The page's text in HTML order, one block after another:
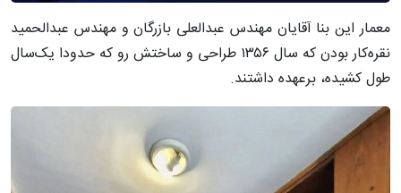
معمار این بنا آقایان مهندس عبدالعلی بازرگان و مهندس عبدالحمید
نقره‌کار بودن که سال ۱۳۵۶ طراحی و ساختش رو که حدودا یک‌سال
طول کشیده، برعهده داشتند.